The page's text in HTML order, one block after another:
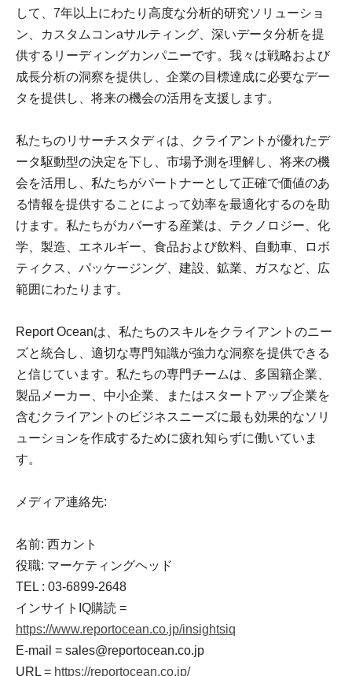
して、7年以上にわたり高度な分析的研究ソリューショ
ン、カスタムコンaサルティング、深いデータ分析を提
供するリーディングカンパニーです。我々は戦略および
成長分析の洞察を提供し、企業の目標達成に必要なデー
タを提供し、将来の機会の活用を支援します。
私たちのリサーチスタディは、クライアントが優れたデ
ータ駆動型の決定を下し、市場予測を理解し、将来の機
会を活用し、私たちがパートナーとして正確で価値のあ
る情報を提供することによって効率を最適化するのを助
けます。私たちがカバーする産業は、テクノロジー、化
学、製造、エネルギー、食品および飲料、自動車、ロボ
ティクス、パッケージング、建設、鉱業、ガスなど、広
範囲にわたります。
Report Oceanは、私たちのスキルをクライアントのニー
ズと統合し、適切な専門知識が強力な洞察を提供できる
と信じています。私たちの専門チームは、多国籍企業、
製品メーカー、中小企業、またはスタートアップ企業を
含むクライアントのビジネスニーズに最も効果的なソリ
ューションを作成するために疲れ知らずに働いていま
す。
メディア連絡先:
名前: 西カント
役職: マーケティングヘッド
TEL : 03-6899-2648
インサイトIQ購読 =
https://www.reportocean.co.jp/insightsiq
E-mail = sales@reportocean.co.jp
URL = https://reportocean.co.jp/